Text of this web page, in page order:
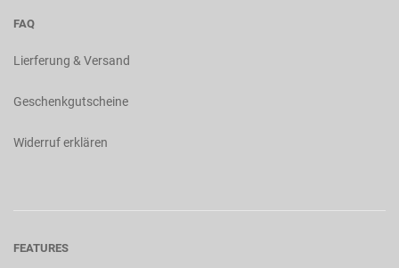
FAQ
Lierferung & Versand
Geschenkgutscheine
Widerruf erklären
FEATURES